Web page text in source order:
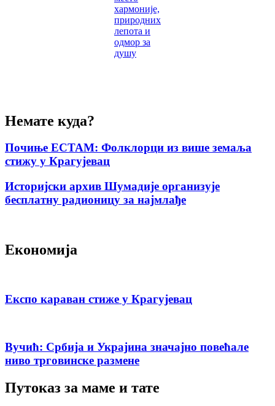
хармоније,
природних
лепота и
одмор за
душу
Немате куда?
Почиње ЕСТАМ: Фолклорци из више земаља
стижу у Крагујевац
Историјски архив Шумадије организује
бесплатну радионицу за најмлађе
Економија
Експо караван стиже у Крагујевац
Вучић: Србија и Украјина значајно повећале
ниво трговинске размене
Путоказ за маме и тате